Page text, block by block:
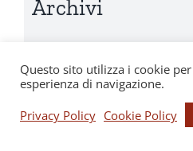
Archivi
Giugno 2026 (2)
Questo sito utilizza i cookie
esperienza di navigazione.
Privacy Policy Cookie Policy